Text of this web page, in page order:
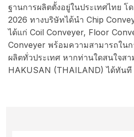
ฐานการผลิตตั้งอยู่ในประเทศไทย โ
2026 ทางบริษัทได้นำ Chip
ได้แก่ Coil Conveyer, Floor
Conveyer พร้อมความสามารถใน
ผลิตทั่วประเทศ หากท่านใดสนใจส
HAKUSAN (THAILAND) ได้ทันที